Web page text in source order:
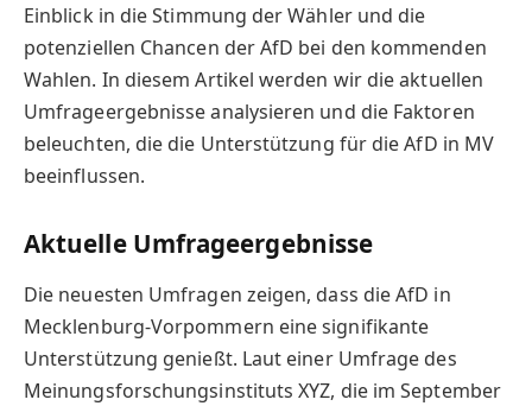
Einblick in die Stimmung der Wähler und die
potenziellen Chancen der AfD bei den kommenden
Wahlen. In diesem Artikel werden wir die aktuellen
Umfrageergebnisse analysieren und die Faktoren
beleuchten, die die Unterstützung für die AfD in MV
beeinflussen.
Aktuelle Umfrageergebnisse
Die neuesten Umfragen zeigen, dass die AfD in
Mecklenburg-Vorpommern eine signifikante
Unterstützung genießt. Laut einer Umfrage des
Meinungsforschungsinstituts XYZ, die im September